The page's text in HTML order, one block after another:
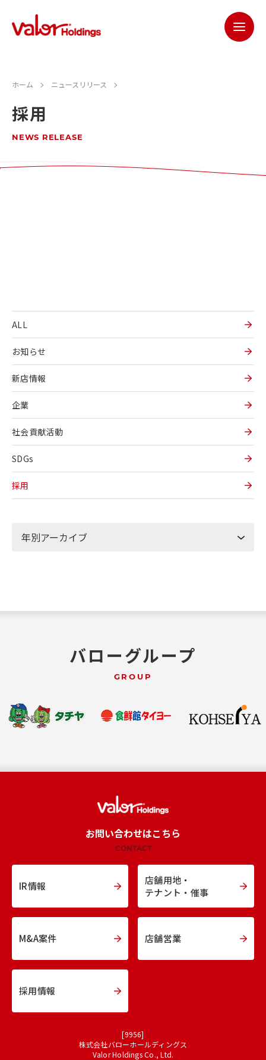
ホーム ニュースリリース
採用
NEWS RELEASE
ALL
お知らせ
新店情報
企業
社会貢献活動
SDGs
採用
バローグループ
GROUP
お問い合わせはこちら
CONTACT
IR情報
店舗用地・
テナント・催事
M&A案件 店舗営業
採用情報
[9956]
株式会社バローホールディングス
Valor Holdings Co., Ltd.